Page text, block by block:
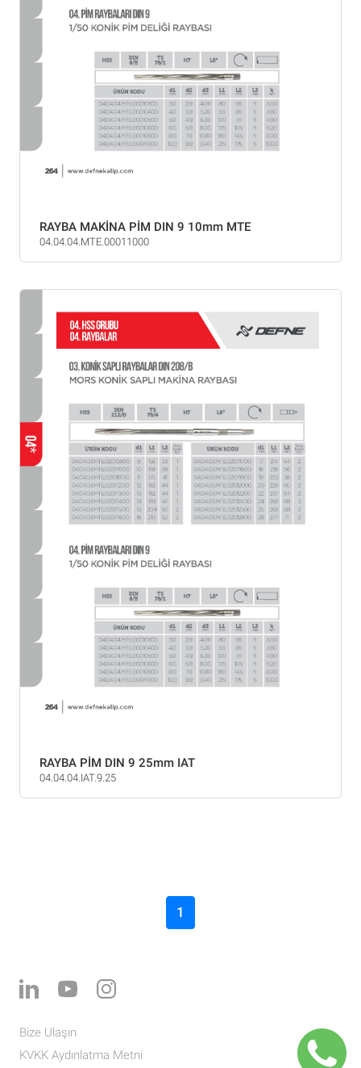
RAYBA MAKİNA PİM DIN 9 10mm MTE
04.04.04.MTE.00011000
RAYBA PİM DIN 9 25mm IAT
04.04.04.IAT.9.25
1
Bize Ulaşın
KVKK Aydınlatma Metni